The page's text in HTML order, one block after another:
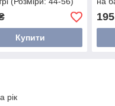
Купити
195
рік